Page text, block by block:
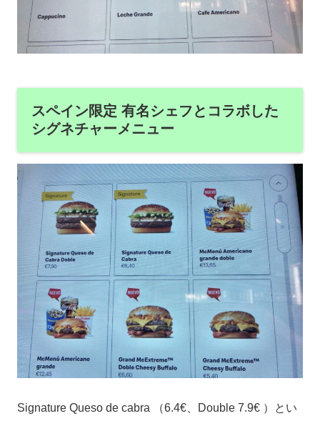
スペイン限定 有名シェフとコラボした
シグネチャーメニュー
Signature Queso de cabra （6.4€、Double 7.9€ ）とい